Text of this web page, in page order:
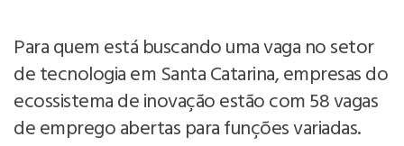
Para quem está buscando uma vaga no setor
de tecnologia em Santa Catarina, empresas do
ecossistema de inovação estão com 58 vagas
de emprego abertas para funções variadas.